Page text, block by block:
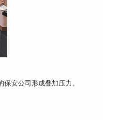
保安公司形成叠加压力。